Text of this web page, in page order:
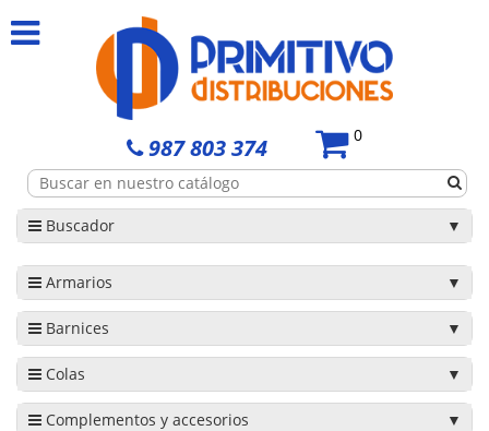
987 803 374 0
Buscador
Armarios
Barnices
Colas
Complementos y accesorios